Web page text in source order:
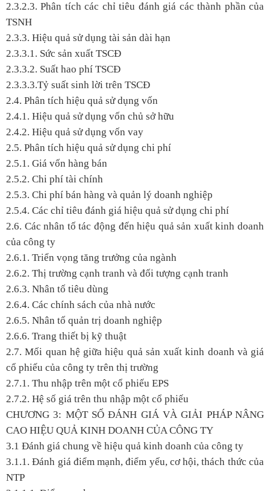
2.3.2.3. Phân tích các chỉ tiêu đánh giá các thành phần của
TSNH
2.3.3. Hiệu quả sử dụng tài sản dài hạn
2.3.3.1. Sức sản xuất TSCĐ
2.3.3.2. Suất hao phí TSCĐ
2.3.3.3.Tỷ suất sinh lời trên TSCĐ
2.4. Phân tích hiệu quả sử dụng vốn
2.4.1. Hiệu quả sử dụng vốn chủ sở hữu
2.4.2. Hiệu quả sử dụng vốn vay
2.5. Phân tích hiệu quả sử dụng chi phí
2.5.1. Giá vốn hàng bán
2.5.2. Chi phí tài chính
2.5.3. Chi phí bán hàng và quản lý doanh nghiệp
2.5.4. Các chỉ tiêu đánh giá hiệu quả sử dụng chi phí
2.6. Các nhân tố tác động đến hiệu quả sản xuất kinh doanh
của công ty
2.6.1. Triển vọng tăng trưởng của ngành
2.6.2. Thị trường cạnh tranh và đối tượng cạnh tranh
2.6.3. Nhân tố tiêu dùng
2.6.4. Các chính sách của nhà nước
2.6.5. Nhân tố quản trị doanh nghiệp
2.6.6. Trang thiết bị kỹ thuật
2.7. Mối quan hệ giữa hiệu quả sản xuất kinh doanh và giá
cổ phiếu của công ty trên thị trường
2.7.1. Thu nhập trên một cổ phiếu EPS
2.7.2. Hệ số giá trên thu nhập một cổ phiếu
CHƯƠNG 3: MỘT SỐ ĐÁNH GIÁ VÀ GIẢI PHÁP NÂNG
CAO HIỆU QUẢ KINH DOANH CỦA CÔNG TY
3.1 Đánh giá chung về hiệu quả kinh doanh của công ty
3.1.1. Đánh giá điểm mạnh, điểm yếu, cơ hội, thách thức của
NTP